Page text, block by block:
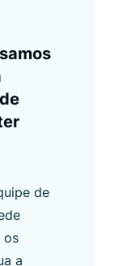
de
os
a